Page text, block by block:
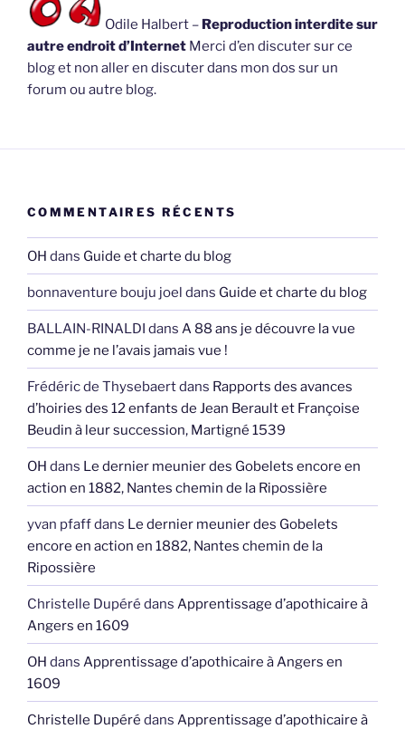
Odile Halbert – Reproduction interdite sur
autre endroit d’Internet Merci d’en discuter sur ce
blog et non aller en discuter dans mon dos sur un
forum ou autre blog.
COMMENTAIRES RÉCENTS
OH dans Guide et charte du blog
bonnaventure bouju joel dans Guide et charte du blog
BALLAIN-RINALDI dans A 88 ans je découvre la vue
comme je ne l’avais jamais vue !
Frédéric de Thysebaertdans Rapports des avances
d’hoiries des 12 enfants de Jean Berault et Françoise
Beudin à leur succession, Martigné 1539
OH dans Le dernier meunier des Gobelets encore en
action en 1882, Nantes chemin de la Ripossière
yvan pfaffdans Le dernier meunier des Gobelets
encore en action en 1882, Nantes chemin de la
Ripossière
Christelle Dupéré dans Apprentissage d’apothicaire à
Angers en 1609
OH dans Apprentissage d’apothicaire à Angers en
1609
Christelle Dupéré dans Apprentissage d’apothicaire à